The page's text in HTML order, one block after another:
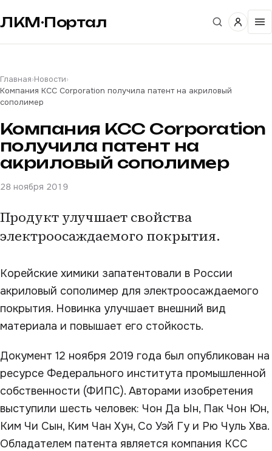
ЛКМ·Портал
Главная›Новости›
Компания KCC Corporation получила патент на акриловый
сополимер
Компания KCC Corporation
получила патент на
акриловый сополимер
28 ноября 2019
Продукт улучшает свойства
электроосаждаемого покрытия.
Корейские химики запатентовали в России
акриловый сополимер для электроосаждаемого
покрытия. Новинка улучшает внешний вид
материала и повышает его стойкость.
Документ 12 ноября 2019 года был опубликован на
ресурсе Федерального института промышленной
собственности (ФИПС). Авторами изобретения
выступили шесть человек: Чон Да Ын, Пак Чон Юн,
Ким Чи Сын, Ким Чан Хун, Со Уэй Гу и Рю Чуль Хва.
Обладателем патента является компания KCC